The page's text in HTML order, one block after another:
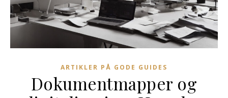
ARTIKLER PÅ GODE GUIDES
Dokumentmapper og